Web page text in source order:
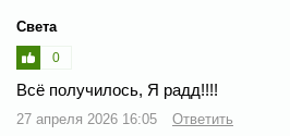
Света
0
Всё получилось, Я радд!!!!
27 апреля 2026 16:05 Ответить